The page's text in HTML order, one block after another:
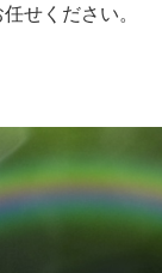
せください。